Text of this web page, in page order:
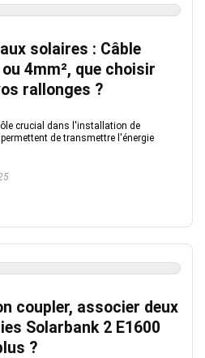
solaires : Câble
ou 4mm², que choisir
rallonges ?
crucial dans l'installation de
de transmettre l'énergie
coupler, associer deux
Solarbank 2 E1600
?